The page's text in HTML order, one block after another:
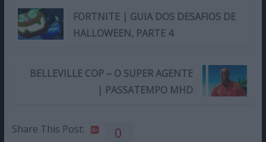
FORTNITE | GUIA DOS DESAFIOS DE
HALLOWEEN, PARTE 4
BELLEVILLE COP – O SUPER AGENTE
| PASSATEMPO MHD
Share This Post: 0